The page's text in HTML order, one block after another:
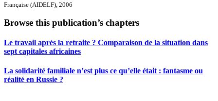
Française (AIDELF), 2006
Browse this publication’s chapters
Le travail après la retraite ? Comparaison de la situation dans
sept capitales africaines
La solidarité familiale n’est plus ce qu’elle était : fantasme ou
réalité en Russie ?